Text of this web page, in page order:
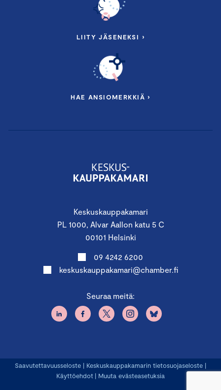
Keskuskauppakamari
PL 1000, Alvar Aallon katu 5 C
00101 Helsinki
09 4242 6200
keskuskauppakamari@chamber.fi
Seuraa meitä:
LIITY JÄSENEKSI ›
HAE ANSIOMERKKIÄ ›
Saavutettavuusseloste | Keskuskauppakamarin tietosuojaseloste |
Käyttöehdot | Muuta evästeasetuksia